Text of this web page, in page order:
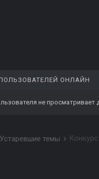
ОНЛАЙН
не просматривает
Устаревшие темы